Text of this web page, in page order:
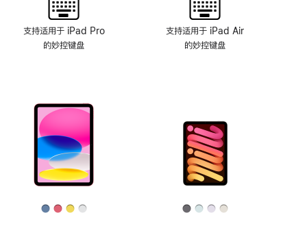
支持适用于 iPad Pro
的妙控键盘
支持适用于 iPad Air
的妙控键盘